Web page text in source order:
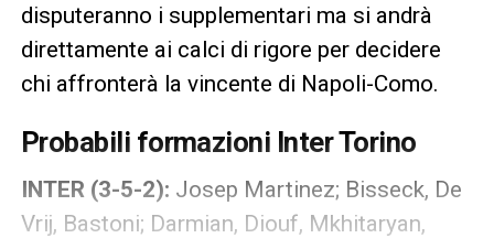
disputeranno i supplementari ma si andrà
direttamente ai calci di rigore per decidere
chi affronterà la vincente di Napoli-Como.
Probabili formazioni Inter Torino
INTER (3-5-2): Josep Martinez; Bisseck, De
Vrij, Bastoni; Darmian, Diouf, Mkhitaryan,